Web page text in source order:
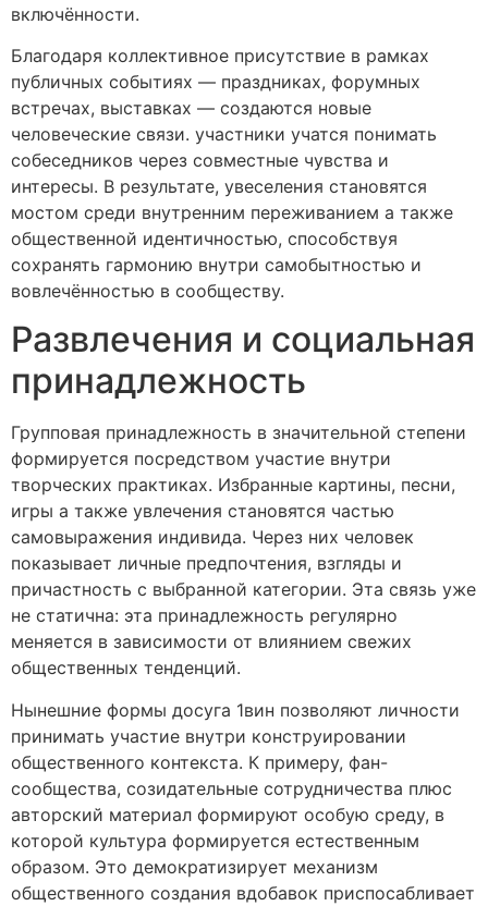
включённости.
Благодаря коллективное присутствие в рамках
публичных событиях — праздниках, форумных
встречах, выставках — создаются новые
человеческие связи. участники учатся понимать
собеседников через совместные чувства и
интересы. В результате, увеселения становятся
мостом среди внутренним переживанием а также
общественной идентичностью, способствуя
сохранять гармонию внутри самобытностью и
вовлечённостью в сообществу.
Развлечения и социальная
принадлежность
Групповая принадлежность в значительной степени
формируется посредством участие внутри
творческих практиках. Избранные картины, песни,
игры а также увлечения становятся частью
самовыражения индивида. Через них человек
показывает личные предпочтения, взгляды и
причастность с выбранной категории. Эта связь уже
не статична: эта принадлежность регулярно
меняется в зависимости от влиянием свежих
общественных тенденций.
Нынешние формы досуга 1вин позволяют личности
принимать участие внутри конструировании
общественного контекста. К примеру, фан-
сообщества, созидательные сотрудничества плюс
авторский материал формируют особую среду, в
которой культура формируется естественным
образом. Это демократизирует механизм
общественного создания вдобавок приспосабливает